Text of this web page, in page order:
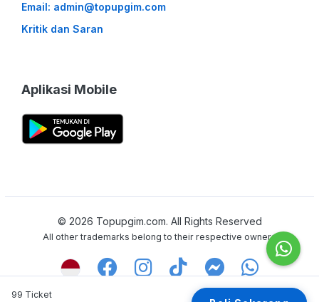
Email: admin@topupgim.com
Kritik dan Saran
Aplikasi Mobile
© 2026 Topupgim.com. All Rights Reserved
All other trademarks belong to their respective owners
99 Ticket